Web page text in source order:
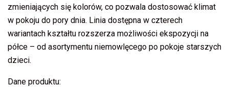
zmieniających się kolorów, co pozwala dostosować klimat
w pokoju do pory dnia. Linia dostępna w czterech
wariantach kształtu rozszerza możliwości ekspozycji na
półce – od asortymentu niemowlęcego po pokoje starszych
dzieci.
Dane produktu: